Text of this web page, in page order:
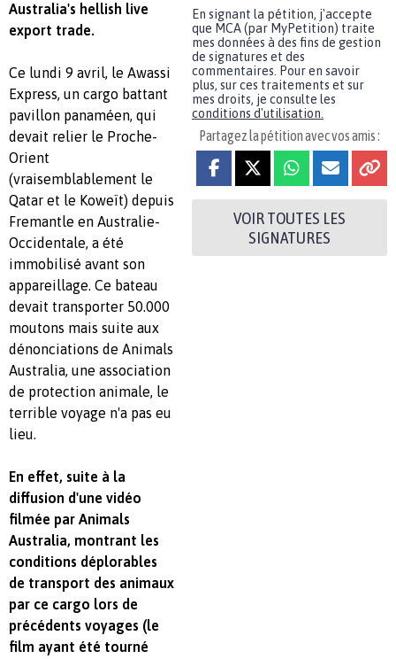
Australia's hellish live
export trade.
Ce lundi 9 avril, le Awassi
Express, un cargo battant
pavillon panaméen, qui
devait relier le Proche-
Orient
(vraisemblablement le
Qatar et le Koweït) depuis
Fremantle en Australie-
Occidentale, a été
immobilisé avant son
appareillage. Ce bateau
devait transporter 50.000
moutons mais suite aux
dénonciations de Animals
Australia, une association
de protection animale, le
terrible voyage n'a pas eu
lieu.
En effet, suite à la
diffusion d'une vidéo
filmée par Animals
Australia, montrant les
conditions déplorables
de transport des animaux
par ce cargo lors de
précédents voyages (le
film ayant été tourné
En signant la pétition, j'accepte
que MCA (par MyPetition) traite
mes données à des fins de gestion
de signatures et des
commentaires. Pour en savoir
plus, sur ces traitements et sur
mes droits, je consulte les
conditions d'utilisation.
Partagez la pétition avec vos amis :
VOIR TOUTES LES
SIGNATURES